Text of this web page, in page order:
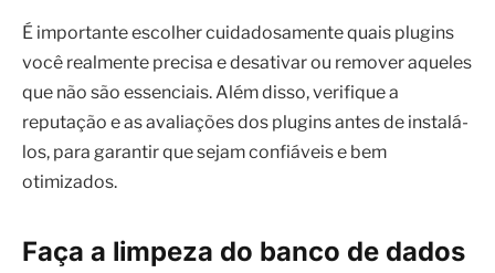
É importante escolher cuidadosamente quais plugins
você realmente precisa e desativar ou remover aqueles
que não são essenciais. Além disso, verifique a
reputação e as avaliações dos plugins antes de instalá-
los, para garantir que sejam confiáveis e bem
otimizados.
Faça a limpeza do banco de dados